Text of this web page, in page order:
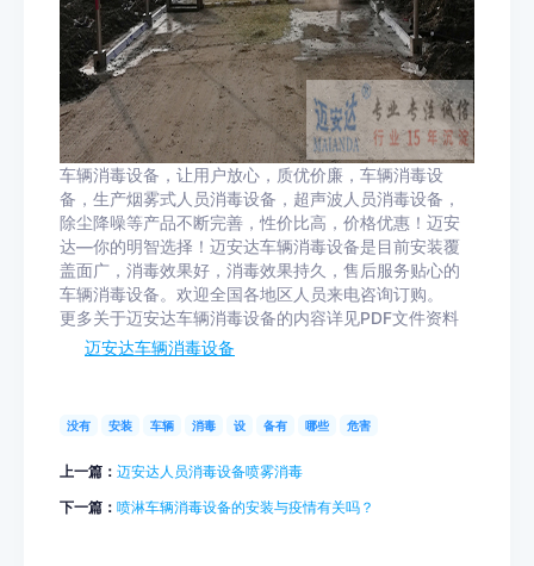
车辆消毒设备，让用户放心，质优价廉，车辆消毒设
备，生产烟雾式人员消毒设备，超声波人员消毒设备，
除尘降噪等产品不断完善，性价比高，价格优惠！迈安
达—你的明智选择！迈安达车辆消毒设备是目前安装覆
盖面广，消毒效果好，消毒效果持久，售后服务贴心的
车辆消毒设备。欢迎全国各地区人员来电咨询订购。
更多关于迈安达车辆消毒设备的内容详见PDF文件资料
迈安达车辆消毒设备
没有 安装 车辆 消毒 设 备有 哪些 危害
上一篇： 迈安达人员消毒设备喷雾消毒
下一篇： 喷淋车辆消毒设备的安装与疫情有关吗？